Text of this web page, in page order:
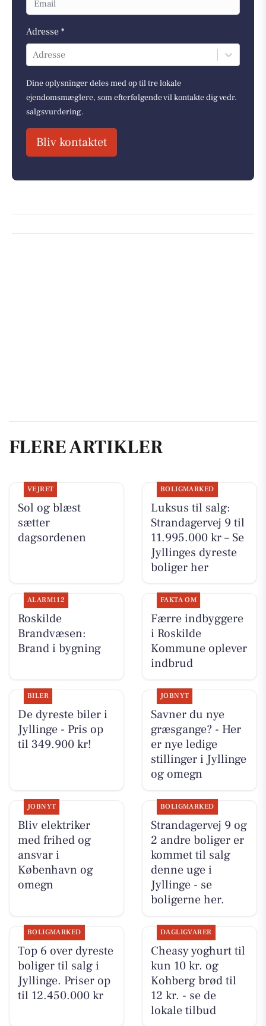
Adresse *
Adresse
Dine oplysninger deles med op til tre lokale
ejendomsmæglere, som efterfølgende vil kontakte dig vedr.
salgsvurdering.
Bliv kontaktet
FLERE ARTIKLER
VEJRET
Sol og blæst
sætter
dagsordenen
BOLIGMARKED
Luksus til salg:
Strandagervej 9 til
11.995.000 kr – Se
Jyllinges dyreste
boliger her
ALARM112
Roskilde
Brandvæsen:
Brand i bygning
FAKTA OM
Færre indbyggere
i Roskilde
Kommune oplever
indbrud
BILER
De dyreste biler i
Jyllinge - Pris op
til 349.900 kr!
JOBNYT
Savner du nye
græsgange? - Her
er nye ledige
stillinger i Jyllinge
og omegn
JOBNYT
Bliv elektriker
med frihed og
ansvar i
København og
omegn
BOLIGMARKED
Strandagervej 9 og
2 andre boliger er
kommet til salg
denne uge i
Jyllinge - se
boligerne her.
BOLIGMARKED
Top 6 over dyreste
boliger til salg i
Jyllinge. Priser op
til 12.450.000 kr
DAGLIGVARER
Cheasy yoghurt til
kun 10 kr. og
Kohberg brød til
12 kr. - se de
lokale tilbud